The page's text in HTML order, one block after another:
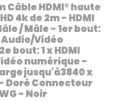
Câble HDMI® haute
4k de 2m - HDMI
/ Mâle - 1er bout:
Audio/Vidéo
bout: 1 x HDMI
numérique -
jusqu'à3840 x
Doré Connecteur
- Noir